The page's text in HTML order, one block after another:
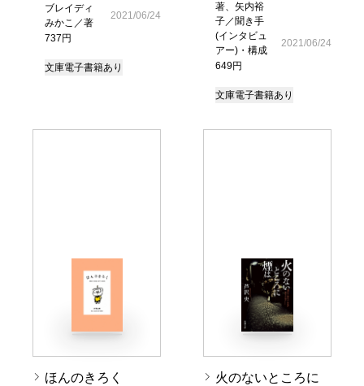
ブレイディ
みかこ／著
737円
2021/06/24
文庫電子書籍あり
著、矢内裕
子／聞き手
(インタビュ
アー)・構成
649円
2021/06/24
文庫電子書籍あり
ほんのきろく
火のないところに